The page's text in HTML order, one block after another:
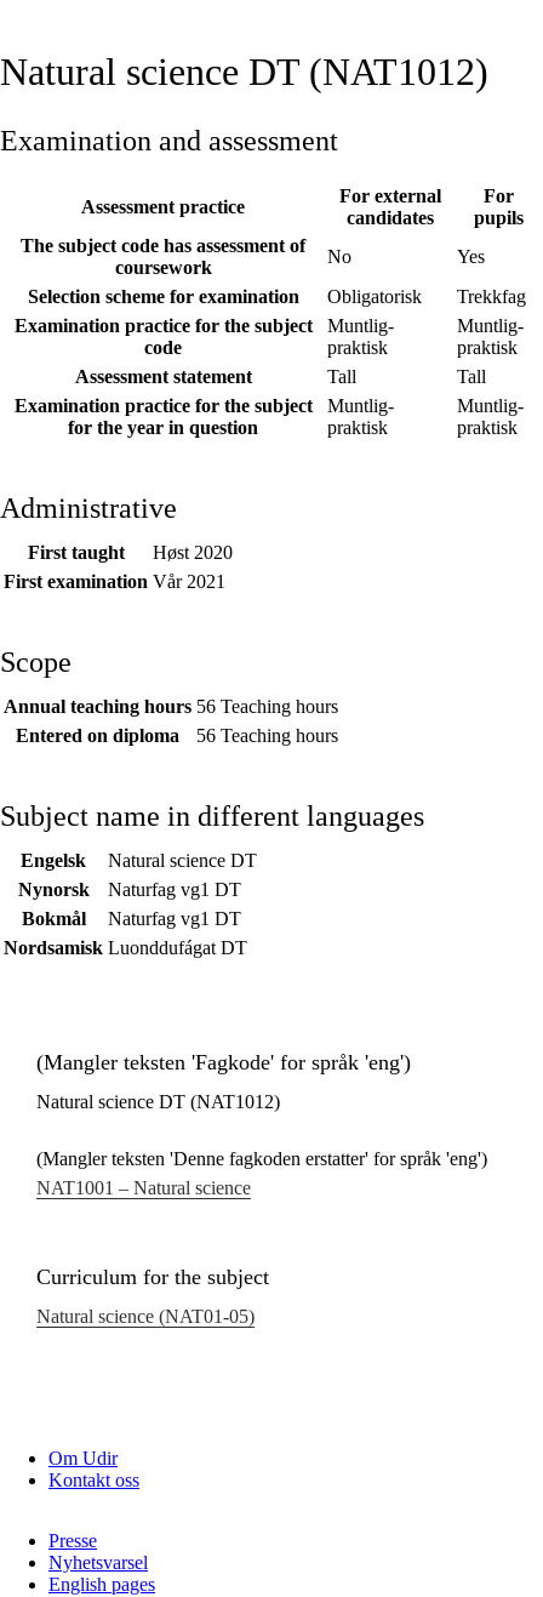
Natural science DT (NAT1012)
Examination and assessment
Assessment practice
For external
candidates
For
pupils
The subject code has assessment of
coursework
No
Yes
Selection scheme for examination
Obligatorisk
Trekkfag
Examination practice for the subject
code
Muntlig-
praktisk
Muntlig-
praktisk
Assessment statement
Tall
Tall
Examination practice for the subject
for the year in question
Muntlig-
praktisk
Muntlig-
praktisk
Administrative
First taught
Høst 2020
First examination Vår 2021
Scope
Annual teaching hours 56 Teaching hours
Entered on diploma
56 Teaching hours
Subject name in different languages
Engelsk
Natural science DT
Nynorsk
Naturfag vg1 DT
Bokmål
Naturfag vg1 DT
Nordsamisk Luonddufágat DT
(Mangler teksten 'Fagkode' for språk 'eng')
Natural science DT (NAT1012)
(Mangler teksten 'Denne fagkoden erstatter' for språk 'eng')
NAT1001 – Natural science
Curriculum for the subject
Natural science (NAT01‑05)
Om Udir
Kontakt oss
Presse
Nyhetsvarsel
English pages